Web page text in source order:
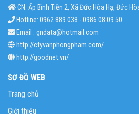
CN: Ấp Bình Tiền 2, Xã Đức Hòa Hạ, Đức
Hotline: 0962 889 038 - 0986 08 09 50
Email : gndata@hotmail.com
http://ctyvanphongpham.com/
http://goodnet.vn/
SƠ ĐỒ WEB
Trang chủ
Giới thiệu